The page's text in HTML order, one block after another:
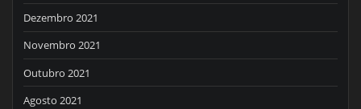
Dezembro 2021
Novembro 2021
Outubro 2021
Agosto 2021